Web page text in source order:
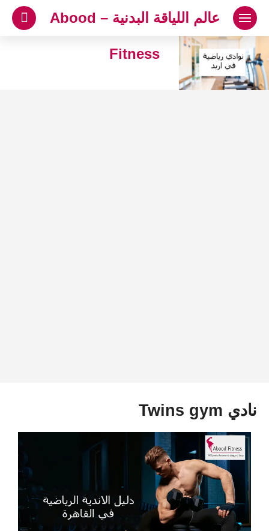
التجاوز
المحتوى
عالم اللياقة البدنية – Abood
Fitness
نادي Twins gym